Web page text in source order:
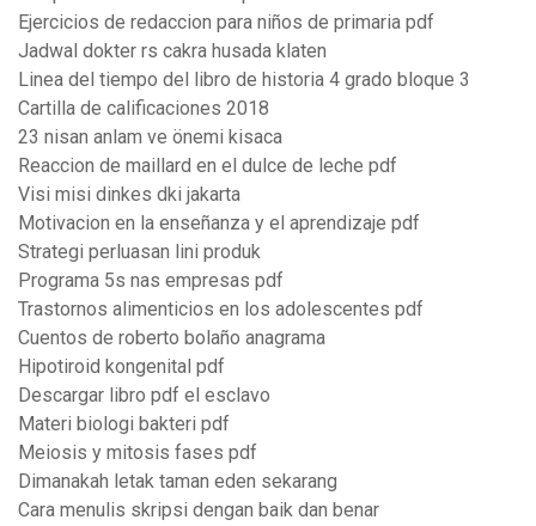
Ejercicios de redaccion para niños de primaria pdf
Jadwal dokter rs cakra husada klaten
Linea del tiempo del libro de historia 4 grado bloque 3
Cartilla de calificaciones 2018
23 nisan anlam ve önemi kisaca
Reaccion de maillard en el dulce de leche pdf
Visi misi dinkes dki jakarta
Motivacion en la enseñanza y el aprendizaje pdf
Strategi perluasan lini produk
Programa 5s nas empresas pdf
Trastornos alimenticios en los adolescentes pdf
Cuentos de roberto bolaño anagrama
Hipotiroid kongenital pdf
Descargar libro pdf el esclavo
Materi biologi bakteri pdf
Meiosis y mitosis fases pdf
Dimanakah letak taman eden sekarang
Cara menulis skripsi dengan baik dan benar